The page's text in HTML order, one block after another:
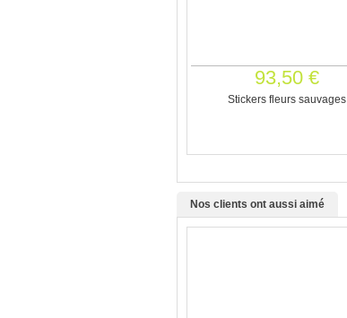
93,50 €
Stickers fleurs sauvages
Nos clients ont aussi aimé